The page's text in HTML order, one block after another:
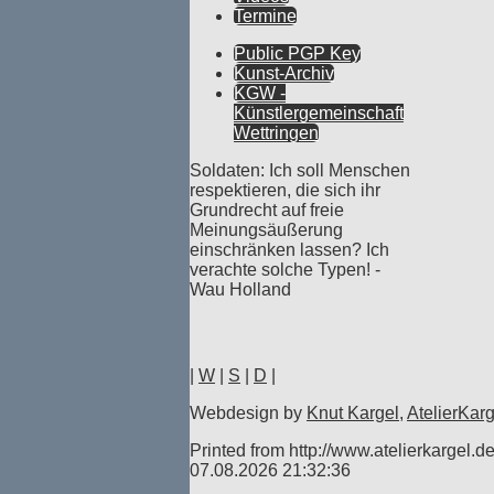
Termine
Public PGP Key
Kunst-Archiv
KGW -
Künstlergemeinschaft
Wettringen
Soldaten: Ich soll Menschen
respektieren, die sich ihr
Grundrecht auf freie
Meinungsäußerung
einschränken lassen? Ich
verachte solche Typen! -
Wau Holland
W S D
Webdesign by Knut Kargel ,
Printed from http://
07.08.2026 21:32:36